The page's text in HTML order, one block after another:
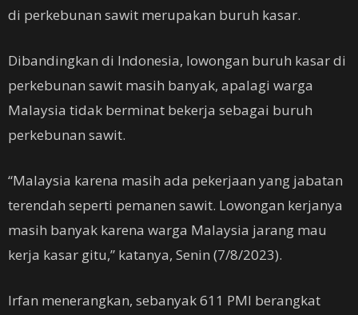
di perkebunan sawit merupakan buruh kasar.
Dibandingkan di Indonesia, lowongan buruh kasar di
perkebunan sawit masih banyak, apalagi warga
Malaysia tidak berminat bekerja sebagai buruh
perkebunan sawit.
“Malaysia karena masih ada pekerjaan yang jabatan
terendah seperti pemanen sawit. Lowongan kerjanya
masih banyak karena warga Malaysia jarang mau
kerja kasar gitu,” katanya, Senin (7/8/2023).
Irfan menerangkan, sebanyak 611 PMI berangkat